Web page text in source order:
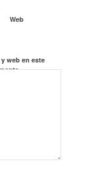
Web
web en este